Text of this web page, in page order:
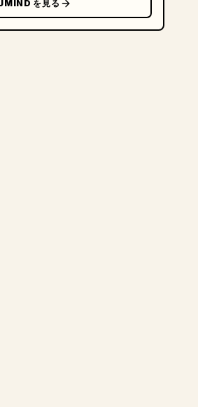
を見る